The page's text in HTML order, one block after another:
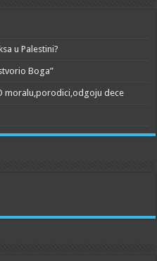
u Palestini?
Boga”
moralu,porodici,odgoju dece